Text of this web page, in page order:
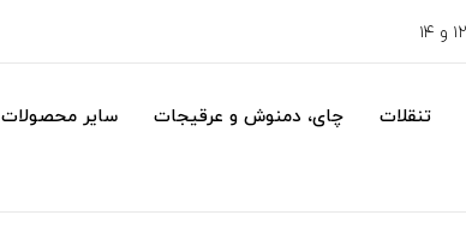
تنقلات چای، دمنوش و عرقیجات سایر محصولات